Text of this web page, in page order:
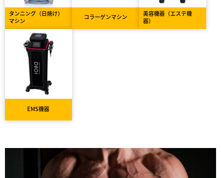
タンニング（日焼け）
マシン
コラーゲンマシン
美容機器（エステ機
器）
EMS機器